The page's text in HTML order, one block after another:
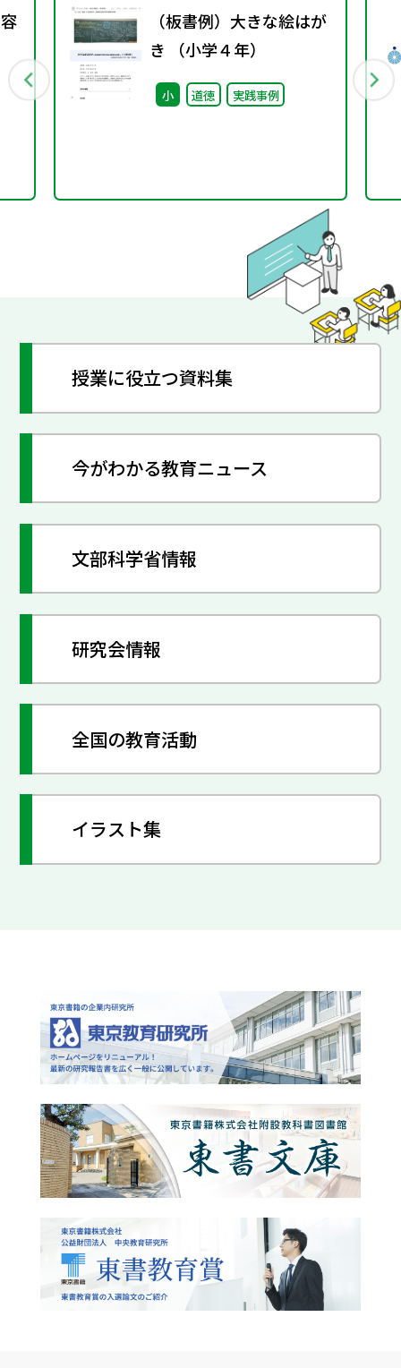
（板書例）大きな絵はが
き （小学４年）
小 道徳 実践事例
授業に役立つ資料集
今がわかる教育ニュース
文部科学省情報
研究会情報
全国の教育活動
イラスト集